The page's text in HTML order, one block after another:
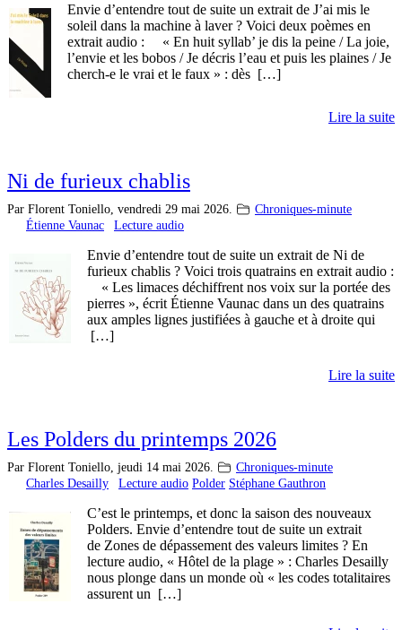
Envie d’entendre tout de suite un extrait de J’ai mis le
soleil dans la machine à laver ? Voici deux poèmes en
extrait audio : « En huit syllab’ je dis la peine / La joie,
l’envie et les bobos / Je décris l’eau et puis les plaines / Je
cherch-e le vrai et le faux » : dès […]
Lire la suite
Ni de furieux chablis
Par Florent Toniello, vendredi 29 mai 2026.
Chroniques-minute
Étienne Vaunac
Lecture audio
Envie d’entendre tout de suite un extrait de Ni de
furieux chablis ? Voici trois quatrains en extrait audio :
« Les limaces déchiffrent nos voix sur la portée des
pierres », écrit Étienne Vaunac dans un des quatrains
aux amples lignes justifiées à gauche et à droite qui
[…]
Lire la suite
Les Polders du printemps 2026
Par Florent Toniello, jeudi 14 mai 2026.
Chroniques-minute
Charles Desailly
Lecture audio Polder Stéphane Gauthron
C’est le printemps, et donc la saison des nouveaux
Polders. Envie d’entendre tout de suite un extrait
de Zones de dépassement des valeurs limites ? En
lecture audio, « Hôtel de la plage » : Charles Desailly
nous plonge dans un monde où « les codes totalitaires
assurent un […]